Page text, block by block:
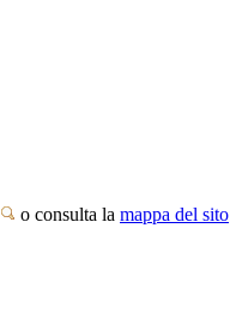
o consulta la mappa del sito